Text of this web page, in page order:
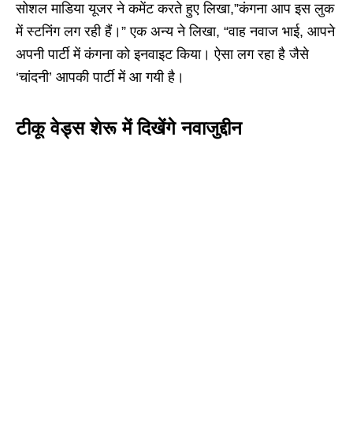
सोशल माडिया यूजर ने कमेंट करते हुए लिखा,”कंगना आप इस लुक
में स्टनिंग लग रही हैं।” एक अन्य ने लिखा, “वाह नवाज भाई, आपने
अपनी पार्टी में कंगना को इनवाइट किया। ऐसा लग रहा है जैसे
‘चांदनी’ आपकी पार्टी में आ गयी है।
टीकू वेड्स शेरू में दिखेंगे नवाजुद्दीन